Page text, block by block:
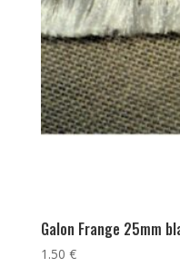
Galon Frange 25mm
1.50 €